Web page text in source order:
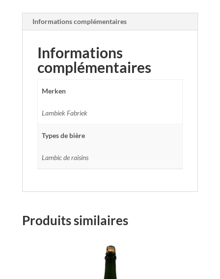
Informations complémentaires
Informations
complémentaires
Merken
Lambiek Fabriek
Types de bière
Lambic de raisins
Produits similaires